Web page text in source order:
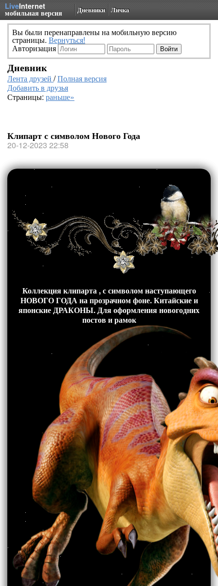
LiveInternet
мобильная версия Дневники Личка
Вы были перенаправлены на мобильную версию
страницы. Вернуться!
Авторизация
Дневник
Лента друзей /Полная версия
Добавить в друзья
Страницы: раньше»
Клипарт с символом Нового Года
20-12-2023 22:58
Коллекция клипарта , с символом наступающего
НОВОГО ГОДА на прозрачном фоне. Китайские и
японские ДРАКОНЫ. Для оформления новогодних
постов и рамок